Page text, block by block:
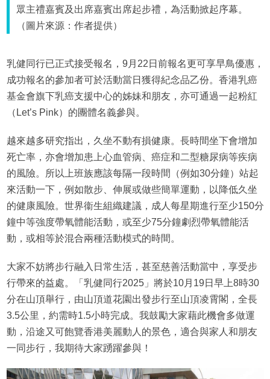
眾主禮嘉賓及出席嘉賓出席起步禮，為活動掀起序幕。
（圖片來源：作者提供）
乳健同行已正式接受報名，9月22日前報名更可享早鳥優惠，
成功報名的參加者可於活動當日獲得紀念品乙份。香港乳癌
基金會旗下乳癌支援中心的姊妹和朋友，亦可通過一起粉紅
（Let’s Pink）的團體名義參與。
越來越多研究指出，久坐不動有損健康。長時間坐下會增加
死亡率，亦會增加患上心血管病、癌症和二型糖尿病等疾病
的風險。所以上班族應該每隔一段時間（例如30分鐘）站起
來活動一下，例如散步、伸展或做些簡單運動，以降低久坐
的健康風險。世界衞生組織建議，成人每星期進行至少150分
鐘中等強度帶氧體能活動，或至少75分鐘劇烈帶氧體能活
動，或相等於混合兩種活動模式的時間。
大家不妨將步行融入日常生活，甚至慈善活動當中，享受步
行帶來的益處。「乳健同行2025」將於10月19日早上8時30
分在山頂舉行，由山頂道花園出發步行至山頂凌霄閣，全長
3.5公里，約需時1.5小時完成。我鼓勵大家藉此機會多做運
動，沿途又可飽覽香港美麗動人的景色，適合與家人和朋友
一同步行，我期待大家踴躍參與！